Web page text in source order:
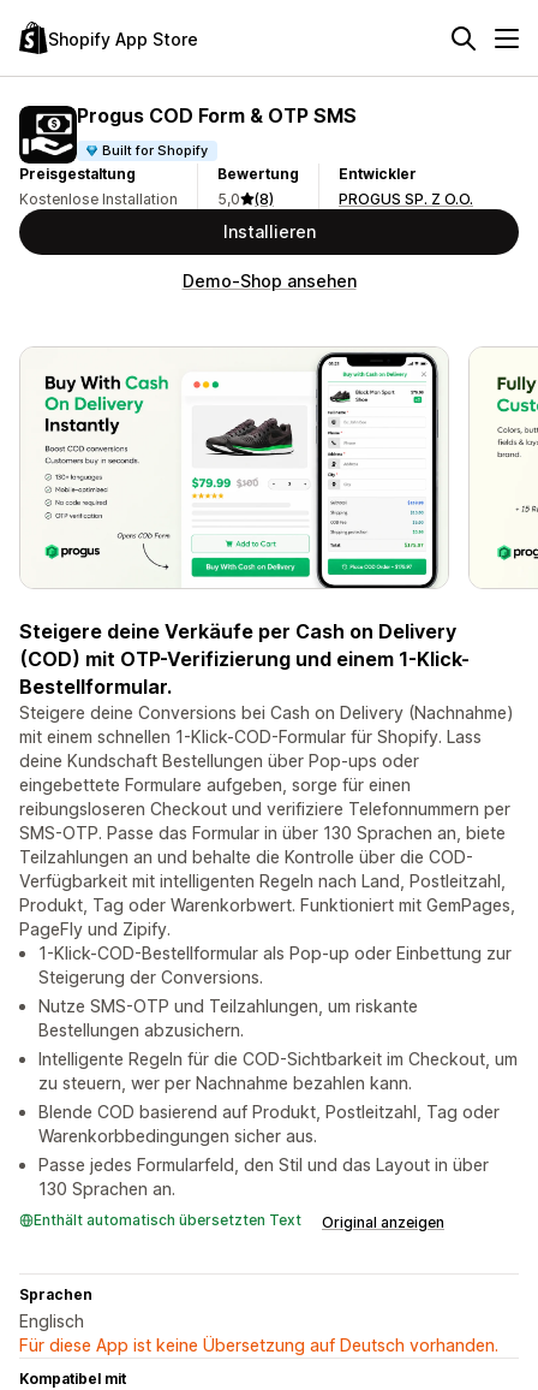
Shopify App Store
Progus COD Form & OTP SMS
Built for Shopify
Preisgestaltung
Kostenlose Installation
Bewertung
5,0
(8)
Entwickler
PROGUS SP. Z O.O.
Installieren
Demo-Shop ansehen
Steigere deine Verkäufe per Cash on Delivery
(COD) mit OTP-Verifizierung und einem 1-Klick-
Bestellformular.
Steigere deine Conversions bei Cash on Delivery (Nachnahme)
mit einem schnellen 1-Klick-COD-Formular für Shopify. Lass
deine Kundschaft Bestellungen über Pop-ups oder
eingebettete Formulare aufgeben, sorge für einen
reibungsloseren Checkout und verifiziere Telefonnummern per
SMS-OTP. Passe das Formular in über 130 Sprachen an, biete
Teilzahlungen an und behalte die Kontrolle über die COD-
Verfügbarkeit mit intelligenten Regeln nach Land, Postleitzahl,
Produkt, Tag oder Warenkorbwert. Funktioniert mit GemPages,
PageFly und Zipify.
1-Klick-COD-Bestellformular als Pop-up oder Einbettung zur
Steigerung der Conversions.
Nutze SMS-OTP und Teilzahlungen, um riskante
Bestellungen abzusichern.
Intelligente Regeln für die COD-Sichtbarkeit im Checkout, um
zu steuern, wer per Nachnahme bezahlen kann.
Blende COD basierend auf Produkt, Postleitzahl, Tag oder
Warenkorbbedingungen sicher aus.
Passe jedes Formularfeld, den Stil und das Layout in über
130 Sprachen an.
Enthält automatisch übersetzten Text Original anzeigen
Sprachen
Englisch
Für diese App ist keine Übersetzung auf Deutsch vorhanden.
Kompatibel mit